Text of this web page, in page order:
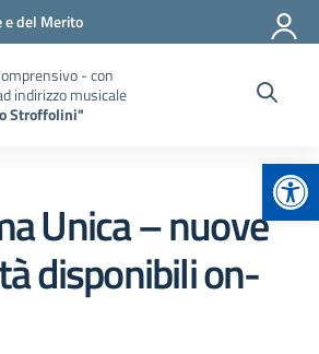
del Merito
- con
indirizzo musicale
Stroffolini"
Unica – nuove
disponibili on-